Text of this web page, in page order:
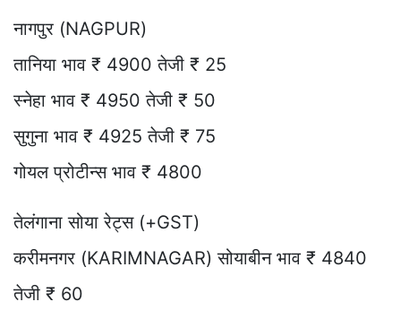
नागपुर (NAGPUR)
तानिया भाव ₹ 4900 तेजी ₹ 25
स्नेहा भाव ₹ 4950 तेजी ₹ 50
सुगुना भाव ₹ 4925 तेजी ₹ 75
गोयल प्रोटीन्स भाव ₹ 4800
तेलंगाना सोया रेट्स (+GST)
करीमनगर (KARIMNAGAR) सोयाबीन भाव ₹ 4840
तेजी ₹ 60